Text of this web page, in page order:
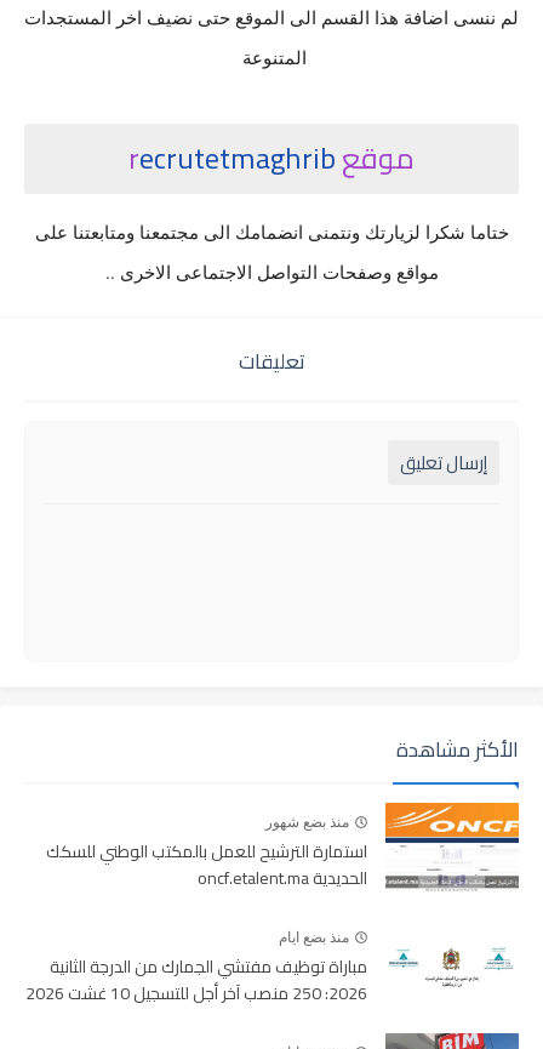
لم ننسى اضافة هذا القسم الى الموقع حتى نضيف اخر المستجدات
المتنوعة
موقع recrutetmaghrib
ختاما شكرا لزيارتك ونتمنى انضمامك الى مجتمعنا ومتابعتنا على
مواقع وصفحات التواصل الاجتماعى الاخرى ..
تعليقات
إرسال تعليق
الأكثر مشاهدة
منذ بضع شهور
استمارة الترشيح للعمل بالمكتب الوطني للسكك
الحديدية oncf.etalent.ma
منذ بضع ايام
مباراة توظيف مفتشي الجمارك من الدرجة الثانية
2026: 250 منصب آخر أجل للتسجيل 10 غشت 2026